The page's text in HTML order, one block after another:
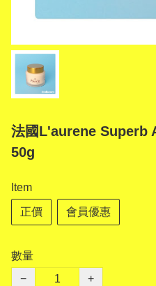
法國L'aurene Superb
50g
Item
正價 會員優惠
數量
−
+